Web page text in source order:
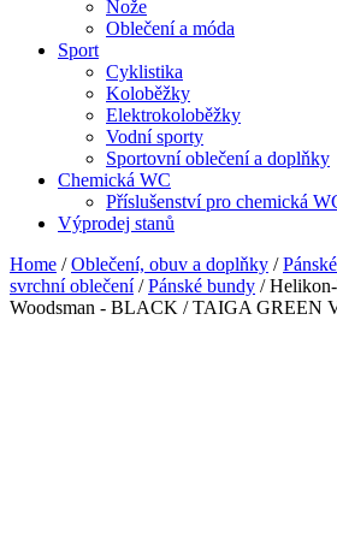
Nože
Oblečení a móda
Sport
Cyklistika
Koloběžky
Elektrokoloběžky
Vodní sporty
Sportovní oblečení a doplňky
Chemická WC
Příslušenství pro chemická
Výprodej stanů
Home /Oblečení, obuv a doplňky /
svrchní oblečení/Pánské bundy /
Woodsman - BLACK / TAIGA GREEN